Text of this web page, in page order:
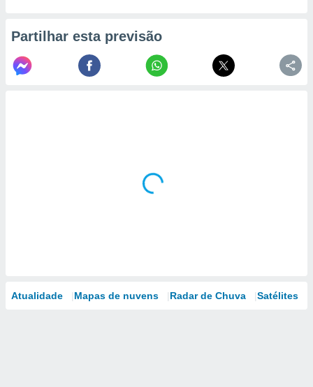
Partilhar esta previsão
Atualidade Mapas de nuvens Radar de Chuva Satélites